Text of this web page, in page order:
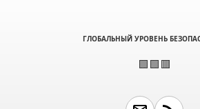
ГЛОБАЛЬНЫЙ УРОВЕНЬ
🟩🟩🟥